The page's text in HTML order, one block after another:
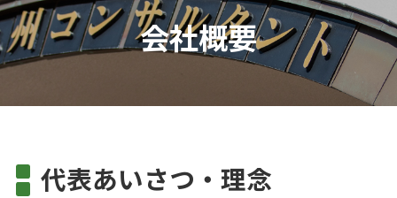
会社概要
代表あいさつ・理念